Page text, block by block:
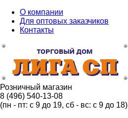
О компании
Для оптовых заказчиков
Контакты
Розничный магазин
8 (496) 540-13-08
(пн - пт: с 9 до 19, сб - вс: с 9 до 18)